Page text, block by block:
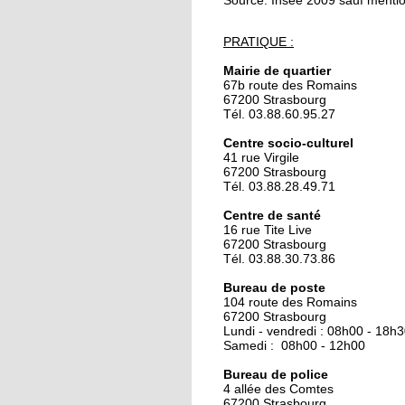
Trois blessés légers
l'incendie d'une cabine
de peinture
24 septembre 2019
La maison du compost
recherche une
en service civique
18 octobre 2018
L’isolement des
n’est pas une fatalité
18 octobre 2018
J'ai tenté le loto-
18 octobre 2018
PRATIQUE :
Mairie de quartier
67b route des Romains
67200 Strasbourg
Tél. 03.88.60.95.27
Centre socio-culturel
41 rue Virgile
67200 Strasbourg
Tél. 03.88.28.49.71
Centre de santé
16 rue Tite Live
67200 Strasbourg
Tél. 03.88.30.73.86
Bureau de poste
104 route des Romains
67200 Strasbourg
Lundi - vendredi : 08h00 -
Samedi : 08h00 - 12h00
Bureau de police
4 allée des Comtes